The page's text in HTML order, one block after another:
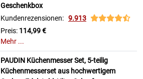
Geschenkbox
Kundenrezensionen: 9.913
Preis: 114,99 €
Mehr ...
PAUDIN Küchenmesser Set, 5-teilig
Küchenmesserset aus hochwertigem